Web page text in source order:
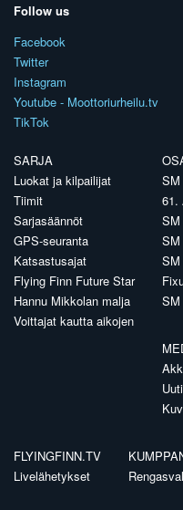
Follow us
Facebook
Twitter
Instagram
Youtube - Moottoriurheilu.tv
TikTok
SARJA
Luokat ja kilpailijat
Tiimit
Sarjasäännöt
GPS-seuranta
Katsastusajat
Flying Finn Future Star
Hannu Mikkolan malja
Voittajat kautta aikojen
61.
SM
SM
FLYINGFINN.TV
Livelähetykset